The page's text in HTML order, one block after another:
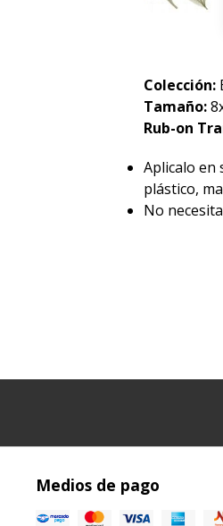
Colección:
Tamaño:
Rub-on
Aplicalo en
plástico,
No
Medios de pago